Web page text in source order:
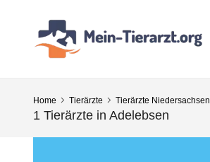
Home Tierärzte Tierärzte Niedersachsen
1 Tierärzte in Adelebsen